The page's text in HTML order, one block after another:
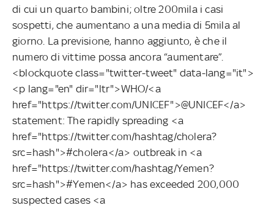
di cui un quarto bambini; oltre 200mila i casi
sospetti, che aumentano a una media di 5mila al
giorno. La previsione, hanno aggiunto, è che il
numero di vittime possa ancora “aumentare”.
<blockquote class="twitter-tweet" data-lang="it">
<p lang="en" dir="ltr">WHO/<a
href="https://twitter.com/UNICEF">@UNICEF</a>
statement: The rapidly spreading <a
href="https://twitter.com/hashtag/cholera?
src=hash">#cholera</a> outbreak in <a
href="https://twitter.com/hashtag/Yemen?
src=hash">#Yemen</a> has exceeded 200,000
suspected cases <a